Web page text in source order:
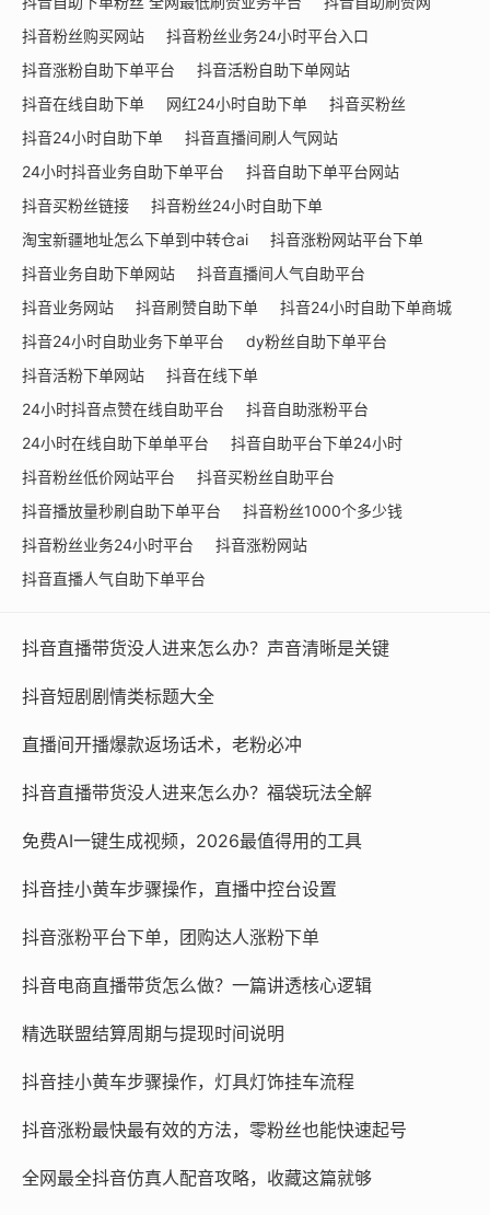
抖音粉丝购买网站
抖音粉丝业务24小时平台入口
抖音涨粉自助下单平台
抖音活粉自助下单网站
抖音在线自助下单
网红24小时自助下单
抖音买粉丝
抖音24小时自助下单
抖音直播间刷人气网站
24小时抖音业务自助下单平台
抖音自助下单平台网站
抖音买粉丝链接
抖音粉丝24小时自助下单
淘宝新疆地址怎么下单到中转仓ai
抖音涨粉网站平台下单
抖音业务自助下单网站
抖音直播间人气自助平台
抖音业务网站
抖音刷赞自助下单
抖音24小时自助下单商城
抖音24小时自助业务下单平台
dy粉丝自助下单平台
抖音活粉下单网站
抖音在线下单
24小时抖音点赞在线自助平台
抖音自助涨粉平台
24小时在线自助下单单平台
抖音自助平台下单24小时
抖音粉丝低价网站平台
抖音买粉丝自助平台
抖音播放量秒刷自助下单平台
抖音粉丝1000个多少钱
抖音粉丝业务24小时平台
抖音涨粉网站
抖音直播人气自助下单平台
抖音直播带货没人进来怎么办？声音清晰是关键
抖音短剧剧情类标题大全
直播间开播爆款返场话术，老粉必冲
抖音直播带货没人进来怎么办？福袋玩法全解
免费AI一键生成视频，2026最值得用的工具
抖音挂小黄车步骤操作，直播中控台设置
抖音涨粉平台下单，团购达人涨粉下单
抖音电商直播带货怎么做？一篇讲透核心逻辑
精选联盟结算周期与提现时间说明
抖音挂小黄车步骤操作，灯具灯饰挂车流程
抖音涨粉最快最有效的方法，零粉丝也能快速起号
全网最全抖音仿真人配音攻略，收藏这篇就够